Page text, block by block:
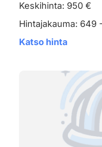
Keskihinta: 950 €
Hintajakauma: 649
Katso hinta